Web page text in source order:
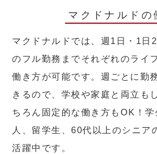
マクドナルドの
マクドナルドでは、週1日・1日
のフル勤務までそれぞれのライ
働き方が可能です。週ごとに勤
きるので、学校や家庭と両立も
ちろん固定的な働き方もOK！
人、留学生、60代以上のシニア
活躍中です。